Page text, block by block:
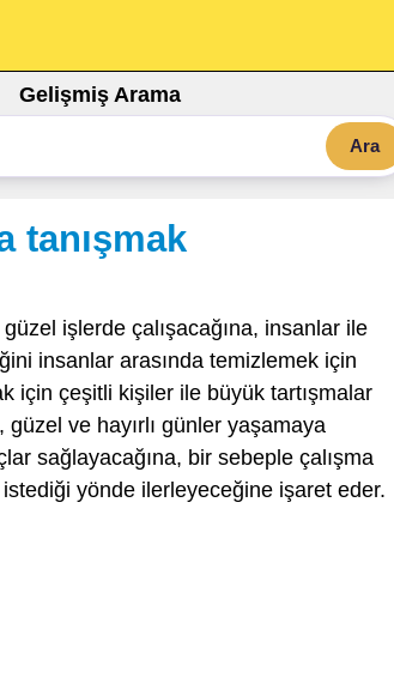
Gelişmiş Arama
Ara
tanışmak
güzel işlerde çalışacağına, insanlar ile
insanlar arasında temizlemek için
için çeşitli kişiler ile büyük tartışmalar
ve hayırlı günler yaşamaya
sağlayacağına, bir sebeple çalışma
istediği yönde ilerleyeceğine işaret eder.